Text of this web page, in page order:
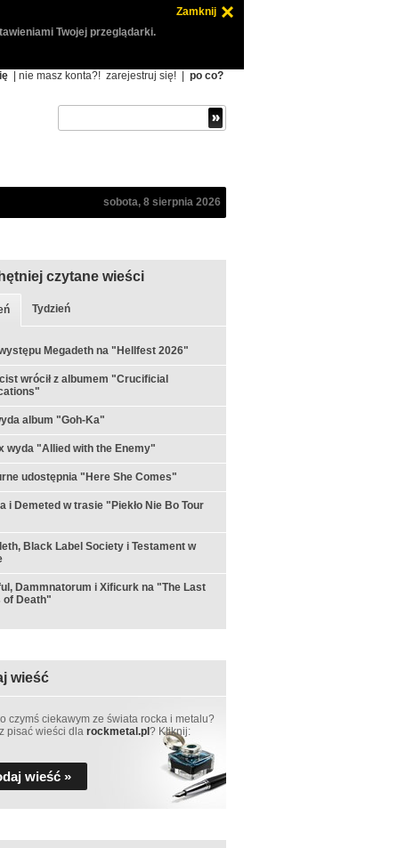
Zamknij
Twojej przeglądarki.
| nie masz konta?! zarejestruj się! po co?
sobota, 8 sierpnia 2026
czytane wieści
Tydzień
Megadeth na "Hellfest 2026"
wrócił z albumem "Crucificial
album "Goh-Ka"
wyda "Allied with the Enemy"
udostępnia "Here She Comes"
i Demeted w trasie "Piekło Nie Bo Tour
Black Label Society i Testament w
Dammnatorum i Xificurk na "The Last
of Death"
wieść
czymś ciekawym ze świata rocka i metalu?
pisać wieści dla rockmetal.pl ? Kliknij:
wieść »